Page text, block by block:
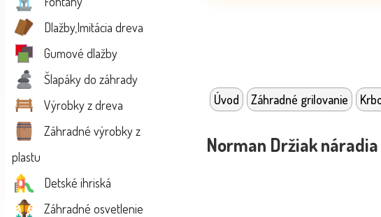
Dlažby,Imitácia dreva
Gumové dlažby
Šlapáky do záhrady
Výrobky z dreva
Záhradné výrobky z
plastu
Detské ihriská
Záhradné osvetlenie
Úvod Záhradné grilovanie
Norman Držiak